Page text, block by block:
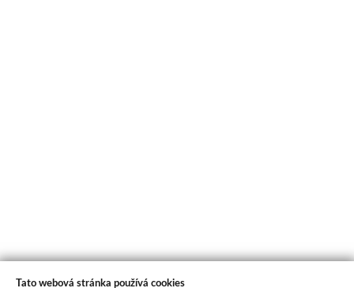
Tato webová stránka používá cookies